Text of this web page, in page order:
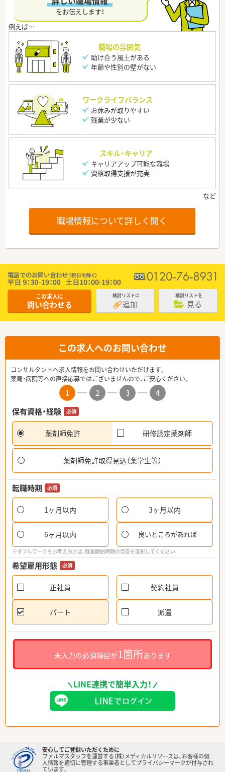
をお伝えします！
職場の雰囲気
助け合う風土がある
年齢や性別の壁がない
ワークライフバランス
お休みが取りやすい
残業が少ない
スキル・キャリア
キャリアアップ可能な職場
資格取得支援が充実
職場情報について詳しく聞く
この求人に
問い合わせる
検討リストに
追加
検討リストを
見る
この求人へのお問い合わせ
コンサルタントへ求人情報をお問い合わせいただけます。
薬局・病院等への直接応募ではございませんので、ご安心ください。
1 2 3
4
保有資格・経験
必須
薬剤師免許 研修認定薬剤師
薬剤師免許取得見込（薬学生等）
転職時期 必須
1ヶ月以内 3ヶ月以内
6ヶ月以内 良いところがあれば
※ダブルワークをお考えの方は、就業開始時期の目安を選択してください
希望雇用形態 必須
正社員 契約社員
パート 派遣
未入力の必須項目が1箇所あります
LINE連携で簡単入力！
安心してご登録いただくために
ファルマスタッフを運営する（株）メディカルリソースは、お客様の個
人情報を適切に管理する事業者としてプライバシーマークが付与され
ています。